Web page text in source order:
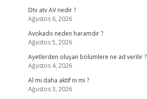
Dtv atv AV nedir ?
Ağustos 6, 2026
Avokado neden haramdır ?
Ağustos 5, 2026
Ayetlerden oluşan bölümlere ne ad verilir ?
Ağustos 4, 2026
Al mı daha aktif ni mi ?
Ağustos 3, 2026